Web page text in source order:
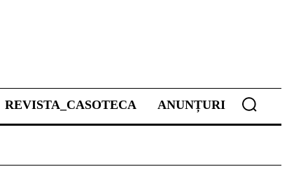
REVISTA_CASOTECA ANUNȚURI